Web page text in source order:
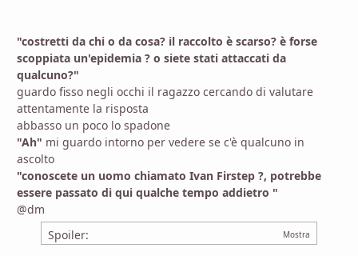
"costretti da chi o da cosa? il raccolto è scarso? è forse
scoppiata un'epidemia ? o siete stati attaccati da
qualcuno?"
guardo fisso negli occhi il ragazzo cercando di valutare
attentamente la risposta
abbasso un poco lo spadone
"Ah" mi guardo intorno per vedere se c'è qualcuno in
ascolto
"conoscete un uomo chiamato Ivan Firstep ?, potrebbe
essere passato di qui qualche tempo addietro "
@dm
Spoiler: